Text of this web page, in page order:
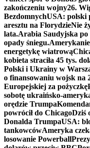
zakończeniu wojny26.
BezdomnychUSA: polski
aresztu na FlorydzieNie
lata.Arabia Saudyjska po
opady śniegu.
energetykę wiatrową
kobieta straciła 45 tys.
Polski i Ukrainy w
o finansowaniu wojsk na
Europejskiej za pożyczkę
sobotę ukraińsko-
orędzie Trumpa
powrócił do ChicagoDziś
Donalda TrumpaUSA:
tankowcówAmeryka
losowanie Powerball